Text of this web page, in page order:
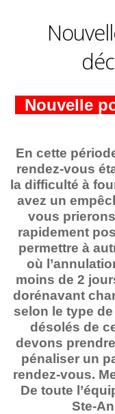
Nouvelle
En cette
rendez-vous
la difficulté à
avez un
vous
rapidement
permettre à
où
moins de 2
dorénavant
selon le type
désolés de
devons
pénaliser un
rendez-vous.
De toute
Ste-